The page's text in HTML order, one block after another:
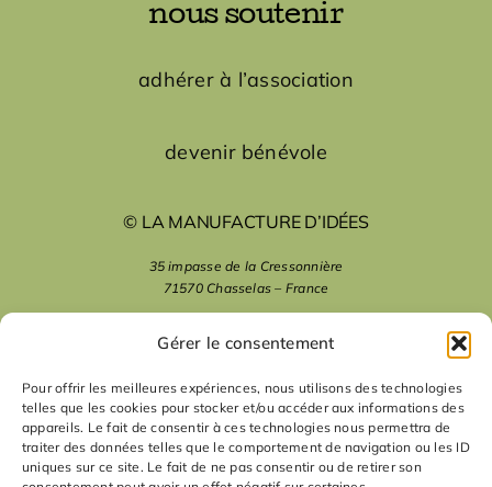
Gérer le consentement
Pour offrir les meilleures expériences, nous utilisons des technologies
telles que les cookies pour stocker et/ou accéder aux informations des
appareils. Le fait de consentir à ces technologies nous permettra de
traiter des données telles que le comportement de navigation ou les ID
uniques sur ce site. Le fait de ne pas consentir ou de retirer son
nous soutenir
adhérer à l’association
devenir bénévole
© LA MANUFACTURE D’IDÉES
35 impasse de la Cressonnière
71570 Chasselas – France
mentions légales
nous suivre